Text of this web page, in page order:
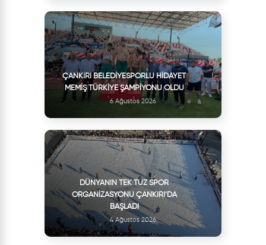
ÇANKIRI BELEDIYESPORLU HIDAYET
MEMIŞ TÜRKIYE ŞAMPIYONU OLDU
6 Ağustos 2026
DÜNYANIN TEK TUZ SPOR
ORGANIZASYONU ÇANKIRI’DA
BAŞLADI
4 Ağustos 2026